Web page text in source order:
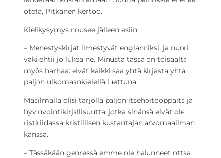
oteta, Pitkänen kertoo.
Kielikysymys nousee jälleen esiin.
– Menestyskirjat ilmestyvät englanniksi, ja nuori
väki ehtii jo lukea ne. Minusta tässä on toisaalta
myös harhaa: eivät kaikki saa yhtä kirjasta yhtä
paljon ulkomaankielellä luettuna.
Maailmalla olisi tarjolla paljon itsehoitooppaita ja
hyvinvointikirjallisuutta, jotka sinänsä eivät ole
ristiriidassa kristillisen kustantajan arvomaailman
kanssa.
– Tässäkään genressä emme ole halunneet ottaa